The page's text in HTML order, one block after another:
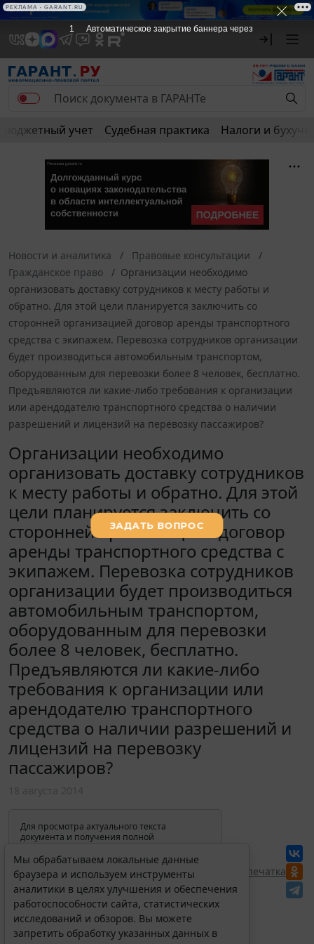
Бюджетный учет Судебная практика Налоги и
Новости и аналитика
Правовые консультации
Гражданское право
Организации необходимо
организовать доставку сотрудников к месту работы и
обратно. Для этой цели планируется заключить со
сторонней организацией договор аренды транспортного
средства с экипажем. Перевозка сотрудников организации
будет производиться автомобильным транспортом,
оборудованным для перевозки более 8 человек, бесплатно.
Предъявляются ли какие-либо требования к организации
или арендодателю транспортного средства о наличии
разрешений и лицензий на перевозку пассажиров?
Организации необходимо
организовать доставку сотрудников
к месту работы и обратно. Для этой
цели планируется заключить со
сторонней организацией договор
аренды транспортного средства с
экипажем. Перевозка сотрудников
организации будет производиться
автомобильным транспортом,
оборудованным для перевозки
более 8 человек, бесплатно.
Предъявляются ли какие-либо
требования к организации или
арендодателю транспортного
средства о наличии разрешений и
лицензий на перевозку
пассажиров?
Для просмотра актуального текста
документа и получения полной
изменениях и порядке применения
документа, воспользуйтесь поиском в
Интернет-версии системы ГАРАНТ:
Перепечатка
Мы обрабатываем локальные данные
браузера и используем инструменты
аналитики в целях улучшения и обеспечения
работоспособности сайта, статистических
исследований и обзоров. Вы можете
запретить обработку указанных данных в
1 Автоматическое закрытие баннера через
РЕКЛАМА • GARANT.RU